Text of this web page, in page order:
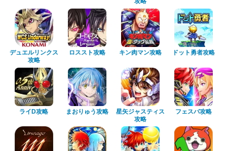
デュエルリンクス
攻略
ロススト攻略 キン肉マン攻略 ドット勇者攻略
ライD攻略 まおりゅう攻略
星矢ジャスティス
攻略
フェスバ攻略